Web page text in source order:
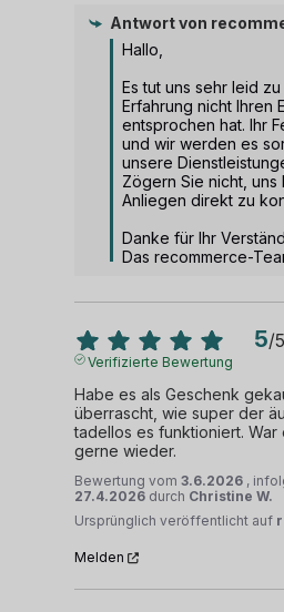
Antwort von
Hallo,
Es tut uns sehr leid
Erfahrung nicht Ihren
entsprochen hat. Ihr
und wir werden es
unsere
Zögern Sie nicht,
Anliegen direkt zu
Danke für Ihr
Das recommerce-
5/5
Verifizierte Bewertung
Habe es als Geschenk
überrascht, wie super der
tadellos es funktioniert.
gerne wieder.
Bewertung vom 3.6.2026 ,
27.4.2026 durch Christine W.
Ursprünglich veröffentlicht auf
Melden